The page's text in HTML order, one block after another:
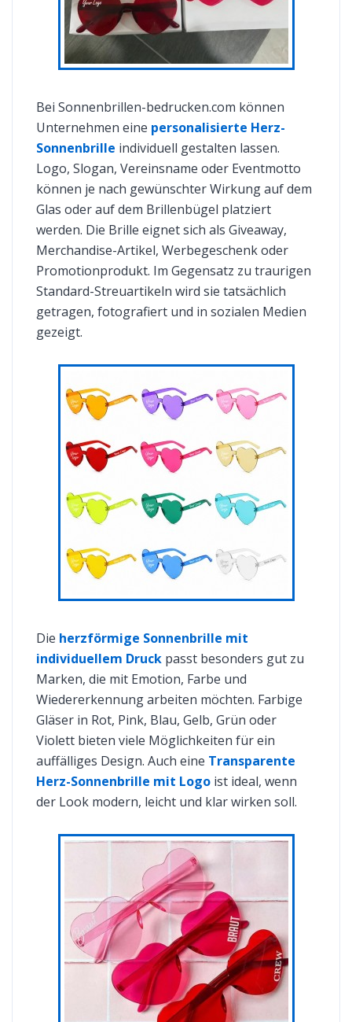
Bei Sonnenbrillen-bedrucken.com können
Unternehmen eine personalisierte Herz-
Sonnenbrille individuell gestalten lassen.
Logo, Slogan, Vereinsname oder Eventmotto
können je nach gewünschter Wirkung auf dem
Glas oder auf dem Brillenbügel platziert
werden. Die Brille eignet sich als Giveaway,
Merchandise-Artikel, Werbegeschenk oder
Promotionprodukt. Im Gegensatz zu traurigen
Standard-Streuartikeln wird sie tatsächlich
getragen, fotografiert und in sozialen Medien
gezeigt.
Die herzförmige Sonnenbrille mit
individuellem Druck passt besonders gut zu
Marken, die mit Emotion, Farbe und
Wiedererkennung arbeiten möchten. Farbige
Gläser in Rot, Pink, Blau, Gelb, Grün oder
Violett bieten viele Möglichkeiten für ein
auffälliges Design. Auch eine Transparente
Herz-Sonnenbrille mit Logo ist ideal, wenn
der Look modern, leicht und klar wirken soll.